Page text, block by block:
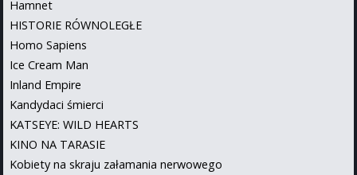
Hamnet
HISTORIE RÓWNOLEGŁE
Homo Sapiens
Ice Cream Man
Inland Empire
Kandydaci śmierci
KATSEYE: WILD HEARTS
KINO NA TARASIE
Kobiety na skraju załamania nerwowego